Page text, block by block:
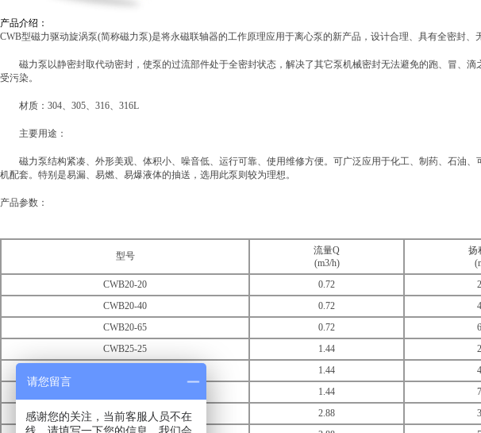
产品介绍：
CWB型磁力驱动旋涡泵(简称磁力泵)是将永磁联轴器的工作原理应用于离心泵的新产品，设计合理、具有全密封
磁力泵以静密封取代动密封，使泵的过流部件处于全密封状态，解决了其它泵机械密封无法避免的跑、冒、
受污染。
材质：304、305、316、316L
主要用途：
磁力泵结构紧凑、外形美观、体积小、噪音低、运行可靠、使用维修方便。可广泛应用于化工、制药、石油
机配套。特别是易漏、易燃、易爆液体的抽送，选用此泵则较为理想。
产品参数：
型号
流量Q
(m3/h)
扬
CWB20-20
0.72
CWB20-40
0.72
CWB20-65
0.72
CWB25-25
1.44
1.44
1.44
CWB32-30
2.88
请您留言
感谢您的关注，当前客服人员不在